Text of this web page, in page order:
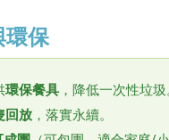
環保
環保餐具 ，降低一次性垃圾
回放 ，落實永續。